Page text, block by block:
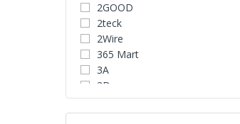
2GOOD
2teck
2Wire
365 Mart
3A
3D
3D Water Speaker
3Dconnexion